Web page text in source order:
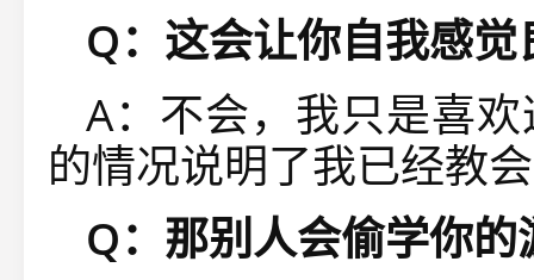
Q：这会让你自我感觉
A：不会，我只是喜
的情况说明了我已经教
Q：那别人会偷学你